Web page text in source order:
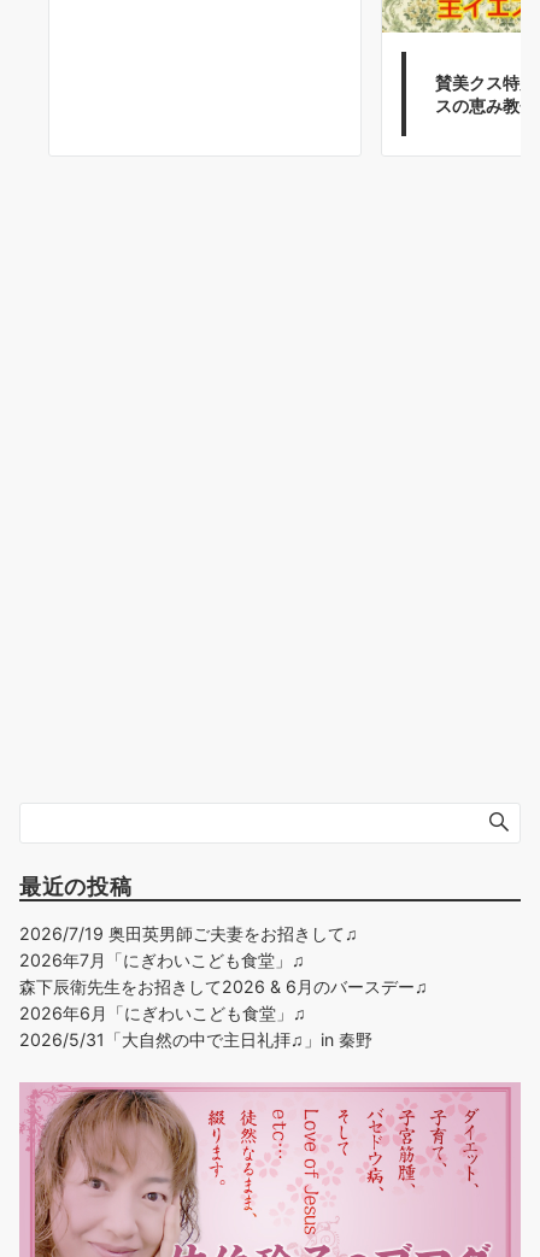
賛美クス特
スの恵み教会
最近の投稿
2026/7/19 奥田英男師ご夫妻をお招きして♫
2026年7月「にぎわいこども食堂」♫
森下辰衛先生をお招きして2026 & 6月のバースデー♫
2026年6月「にぎわいこども食堂」♫
2026/5/31「大自然の中で主日礼拝♫」in 秦野